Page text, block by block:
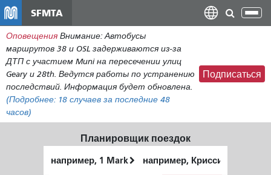
общему
содержанию
SFMTA
Оповещения Внимание: Автобусы
маршрутов 38 и OSL задерживаются из-за
ДТП с участием Muni на пересечении улиц
Geary и 28th. Ведутся работы по устранению
последствий. Информация будет обновлена.
(Подробнее: 18 случаев за последние 48
часов)
Подписаться
Планировщик поездок
местоположение
окончания